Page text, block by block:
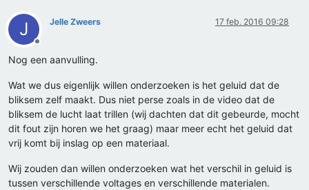
J
Offline
Jelle Zweers 17 feb. 2016 09:28
Nog een aanvulling.
Wat we dus eigenlijk willen onderzoeken is het geluid dat de
bliksem zelf maakt. Dus niet perse zoals in de video dat de
bliksem de lucht laat trillen (wij dachten dat dit gebeurde, mocht
dit fout zijn horen we het graag) maar meer echt het geluid dat
vrij komt bij inslag op een materiaal.
Wij zouden dan willen onderzoeken wat het verschil in geluid is
tussen verschillende voltages en verschillende materialen.